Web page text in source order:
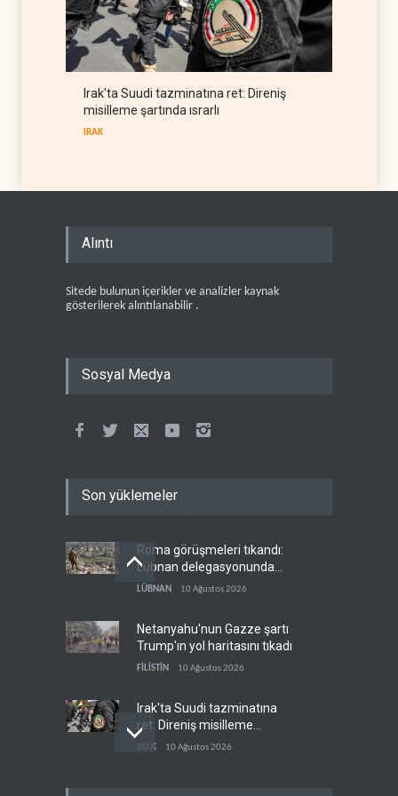
Irak'ta Suudi tazminatına ret: Direniş
misilleme şartında ısrarlı
IRAK
Alıntı
Sitede bulunun içerikler ve analizler kaynak
gösterilerek alıntılanabilir .
Sosyal Medya
Son yüklemeler
Roma görüşmeleri tıkandı:
Lübnan delegasyonunda
anlaşmazlık çıktı
LÜBNAN 10 Ağustos 2026
Netanyahu'nun Gazze şartı
Trump'ın yol haritasını tıkadı
FİLİSTİN 10 Ağustos 2026
Irak'ta Suudi tazminatına
ret: Direniş misilleme
şartında ısrarlı
IRAK 10 Ağustos 2026